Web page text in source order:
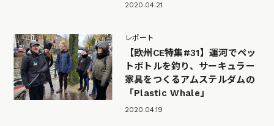
2020.04.21
レポート
【欧州CE特集#31】運河でペッ
トボトルを釣り、サーキュラー
家具をつくるアムステルダムの
「Plastic Whale」
2020.04.19